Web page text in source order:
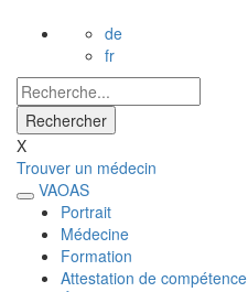
de
fr
X
Trouver un médecin
VAOAS
Portrait
Médecine
Formation
Attestation de compétence